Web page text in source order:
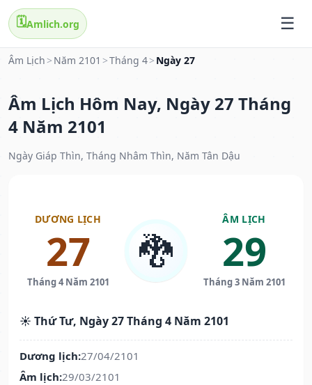
🗓️Amlich.org
Âm Lịch > Năm 2101 >Tháng 4> Ngày 27
Âm Lịch Hôm Nay, Ngày 27 Tháng
4 Năm 2101
Ngày Giáp Thìn, Tháng Nhâm Thìn, Năm Tân Dậu
DƯƠNG LỊCH
27
Tháng 4 Năm 2101
🐉
ÂM LỊCH
29
Tháng 3 Năm 2101
☀️ Thứ Tư, Ngày 27 Tháng 4 Năm 2101
Dương lịch:27/04/2101
Âm lịch:29/03/2101